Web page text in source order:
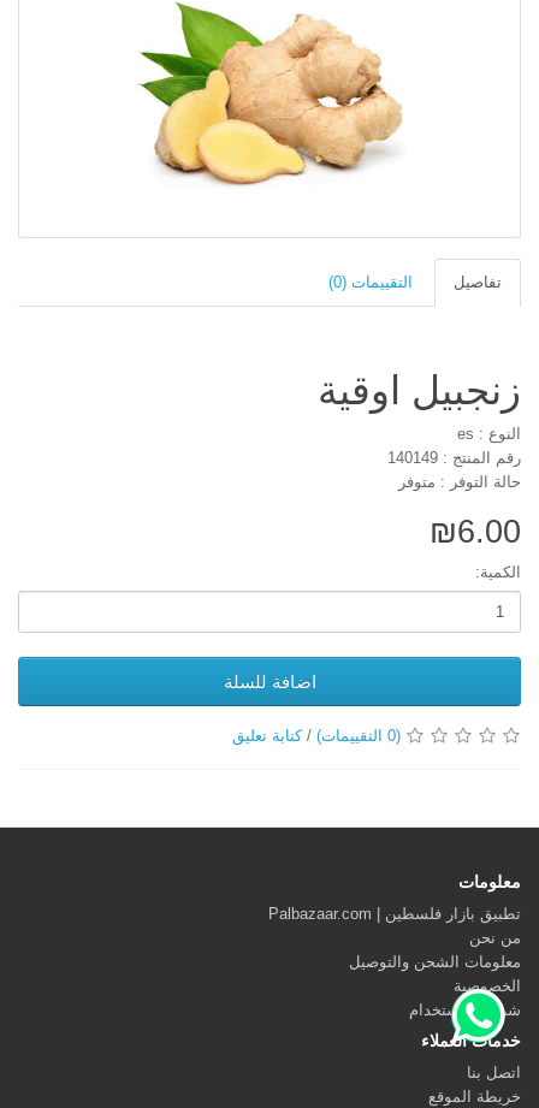
تفاصيل التقييمات (0)
زنجبيل اوقية
النوع : es
رقم المنتج : 140149
حالة التوفر : متوفر
₪6.00
الكمية:
اضافة للسلة
(0 التقييمات) /كتابة تعليق
معلومات
تطبيق بازار فلسطين | Palbazaar.com
من نحن
معلومات الشحن والتوصيل
الخصوصية
شروط الاستخدام
خدمات العملاء
اتصل بنا
خريطة الموقع